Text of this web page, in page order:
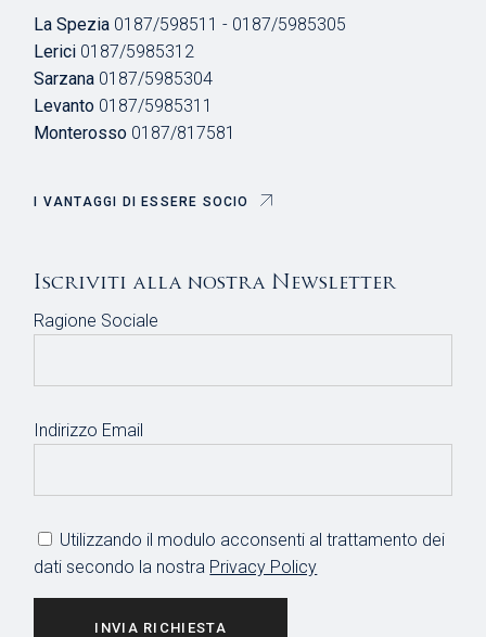
La Spezia 0187/598511 - 0187/5985305
Lerici 0187/5985312
Sarzana 0187/5985304
Levanto 0187/5985311
Monterosso 0187/817581
I VANTAGGI DI ESSERE SOCIO
Iscriviti alla nostra Newsletter
Ragione Sociale
Indirizzo Email
Utilizzando il modulo acconsenti al trattamento dei
dati secondo la nostra Privacy Policy
INVIA RICHIESTA